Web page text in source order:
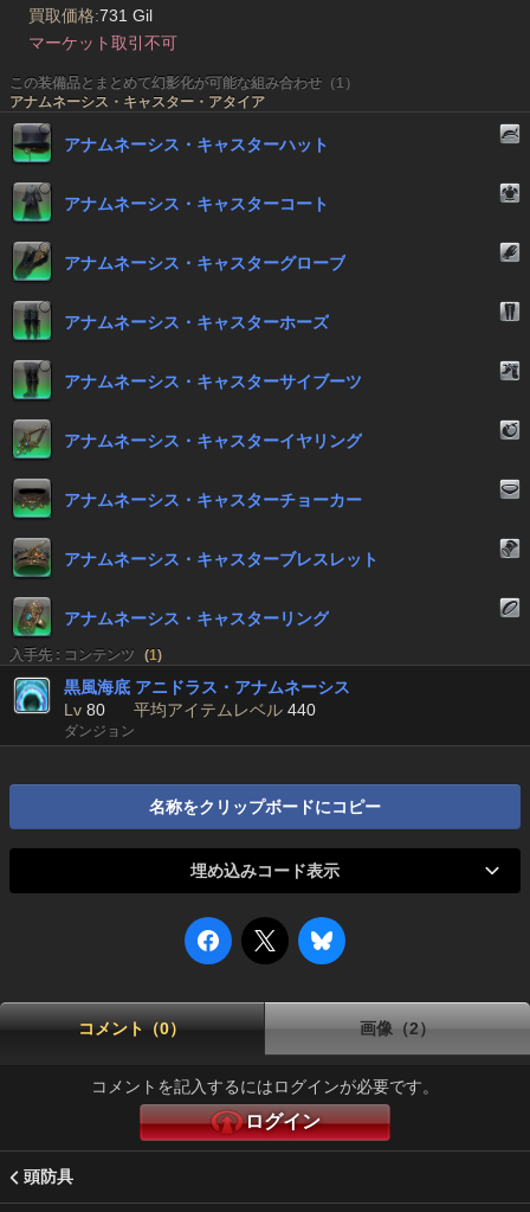
買取価格:731 Gil
マーケット取引不可
この装備品とまとめて幻影化が可能な組み合わせ（1）
アナムネーシス・キャスター・アタイア
アナムネーシス・キャスターハット
アナムネーシス・キャスターコート
アナムネーシス・キャスターグローブ
アナムネーシス・キャスターホーズ
アナムネーシス・キャスターサイブーツ
アナムネーシス・キャスターイヤリング
アナムネーシス・キャスターチョーカー
アナムネーシス・キャスターブレスレット
アナムネーシス・キャスターリング
入手先 : コンテンツ (1)
黒風海底 アニドラス・アナムネーシス
Lv 80 平均アイテムレベル 440
ダンジョン
名称をクリップボードにコピー
埋め込みコード表示
コメント（0） 画像（2）
コメントを記入するにはログインが必要です。
ログイン
頭防具